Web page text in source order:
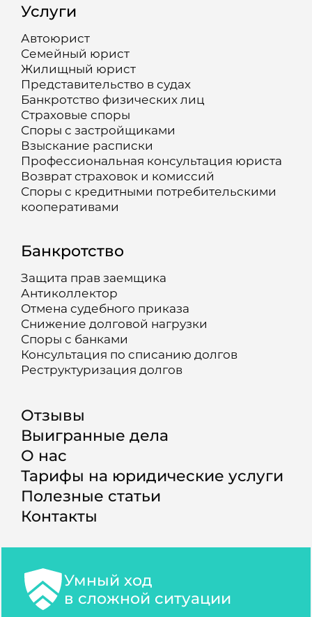
Услуги
Автоюрист
Семейный юрист
Жилищный юрист
Представительство в судах
Банкротство физических лиц
Страховые споры
Споры с застройщиками
Взыскание расписки
Профессиональная консультация юриста
Возврат страховок и комиссий
Споры с кредитными потребительскими
кооперативами
Банкротство
Защита прав заемщика
Антиколлектор
Отмена судебного приказа
Снижение долговой нагрузки
Споры с банками
Консультация по списанию долгов
Реструктуризация долгов
Отзывы
Выигранные дела
О нас
Тарифы на юридические услуги
Полезные статьи
Контакты
Умный ход
в сложной ситуации